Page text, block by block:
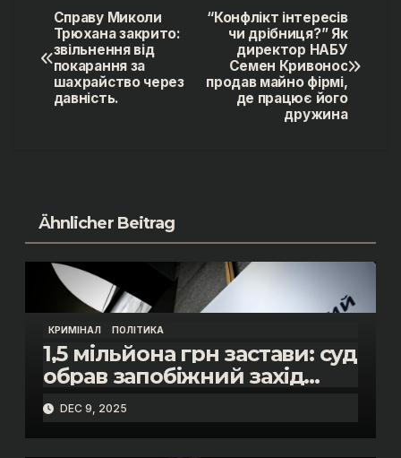
Post
navigation
“Конфлікт інтересів
чи дрібниця?” Як
директор НАБУ
Семен Кривонос
продав майно фірмі,
де працює його
дружина
Справу Миколи
Трюхана закрито:
звільнення від
покарання за
шахрайство через
давність.
Ähnlicher Beitrag
КРИМІНАЛ ПОЛІТИКА
1,5 мільйона грн застави: суд
обрав запобіжний захід
помічнику нардепки Анни
Скороход у справі про
«санкційний підкуп»
DEC 9, 2025